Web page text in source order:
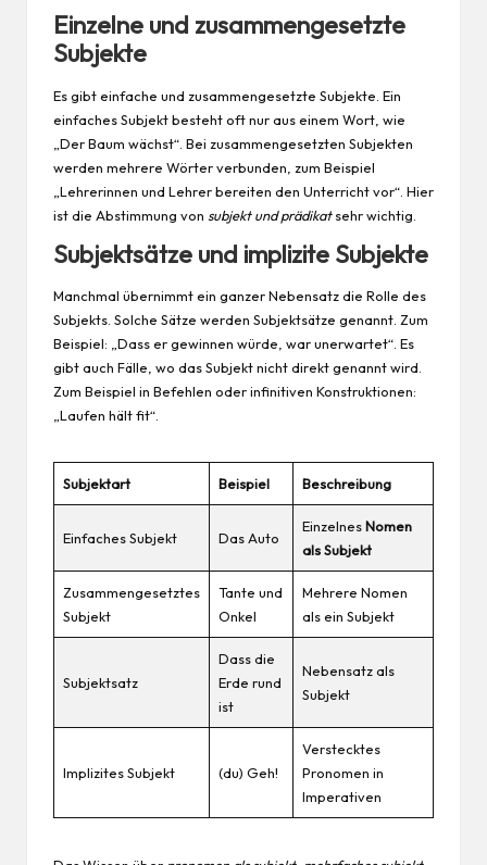
Einzelne und zusammengesetzte
Subjekte
Es gibt einfache und zusammengesetzte Subjekte. Ein
einfaches Subjekt besteht oft nur aus einem Wort, wie
„Der Baum wächst“. Bei zusammengesetzten Subjekten
werden mehrere Wörter verbunden, zum Beispiel
„Lehrerinnen und Lehrer bereiten den Unterricht vor“. Hier
ist die Abstimmung von subjekt und prädikatsehr wichtig.
Subjektsätze und implizite Subjekte
Manchmal übernimmt ein ganzer Nebensatz die Rolle des
Subjekts. Solche Sätze werden Subjektsätze genannt. Zum
Beispiel: „Dass er gewinnen würde, war unerwartet“. Es
gibt auch Fälle, wo das Subjekt nicht direkt genannt wird.
Zum Beispiel in Befehlen oder infinitiven Konstruktionen:
„Laufen hält fit“.
Subjektart Beispiel Beschreibung
Einfaches Subjekt Das Auto
EinzelnesNomen
als Subjekt
Zusammengesetztes
Subjekt
Tante und
Onkel
Mehrere Nomen
als ein Subjekt
Subjektsatz
Dass die
Erde rund
ist
Nebensatz als
Subjekt
Implizites Subjekt (du) Geh!
Verstecktes
Pronomen in
Imperativen